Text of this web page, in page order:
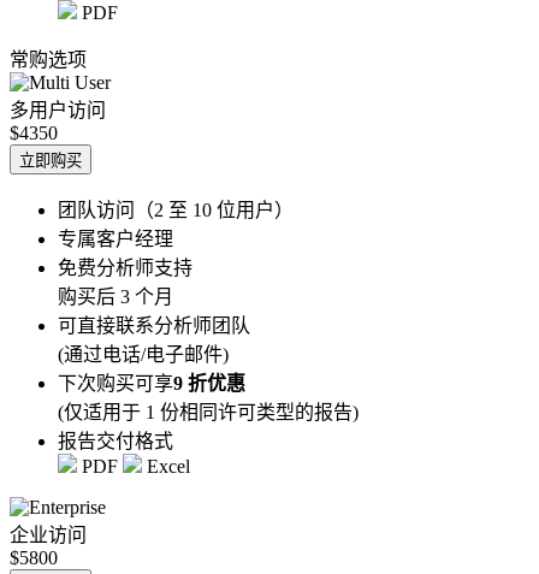
PDF
常购选项
多用户访问
$4350
立即购买
团队访问（2 至 10 位用户）
专属客户经理
免费分析师支持
购买后 3 个月
可直接联系分析师团队
(通过电话/电子邮件)
下次购买可享9 折优惠
(仅适用于 1 份相同许可类型的报告)
报告交付格式
PDF
Excel
企业访问
$5800